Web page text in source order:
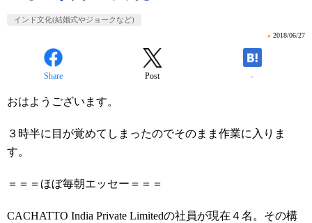
インド文化(結婚式やジョークなど)
» 2018/06/27
Share Post -
おはようございます。
３時半に目が覚めてしまったのでそのまま作業に入りま
す。
＝＝＝ほぼ毎朝エッセー＝＝＝
CACHATTO India Private Limitedの社員が現在４名。その構